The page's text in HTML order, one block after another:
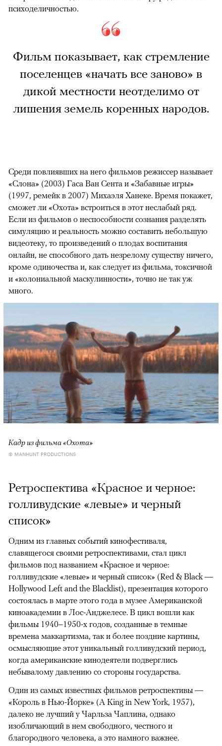
психоделичностью.
Фильм показывает, как стремление
поселенцев «начать все заново» в
дикой местности неотделимо от
лишения земель коренных народов.
Среди повлиявших на него фильмов режиссер называет
«Слона» (2003) Гаса Ван Сента и «Забавные игры»
(1997, ремейк в 2007) Михаэля Ханеке. Время покажет,
сможет ли «Охота» встроиться в этот неслабый ряд.
Если из фильмов о неспособности сознания разделять
симуляцию и реальность можно составить небольшую
видеотеку, то произведений о плодах воспитания
онлайн, не способного дать незрелому существу ничего,
кроме одиночества и, как следует из фильма, токсичной
и «колониальной маскулинности», точно не так уж
много.
Кадр из фильма «Охота»
© MANHUNT PRODUCTIONS
Ретроспектива «Красное и черное:
голливудские «левые» и черный
список»
Одним из главных событий кинофестиваля,
славящегося своими ретроспективами, стал цикл
фильмов под названием «Красное и черное:
голливудские «левые» и черный список» (Red & Black —
Hollywood Left and the Blacklist), презентация которого
состоялась в марте этого года в музее Американской
киноакадемии в Лос-Анджелесе. В цикл вошли как
фильмы 1940–1950-х годов, созданные в темные
времена маккартизма, так и более поздние картины,
осмысляющие этот уникальный голливудский период,
когда американские кинодеятели подверглись
небывалому давлению со стороны государства.
Один из самых известных фильмов ретроспективы —
«Король в Нью-Йорке» (A King in New York, 1957),
далеко не лучший у Чарльза Чаплина, однако
изобличающий в нем свободного, честного и
благородного человека, а это намного важнее.